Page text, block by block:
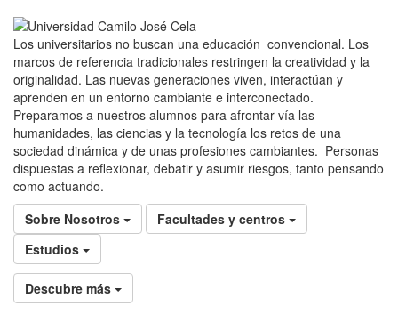
Los universitarios no buscan una educación convencional. Los
marcos de referencia tradicionales restringen la creatividad y la
originalidad. Las nuevas generaciones viven, interactúan y
aprenden en un entorno cambiante e interconectado.
Preparamos a nuestros alumnos para afrontar vía las
humanidades, las ciencias y la tecnología los retos de una
sociedad dinámica y de unas profesiones cambiantes. Personas
dispuestas a reflexionar, debatir y asumir riesgos, tanto pensando
como actuando.
Sobre Nosotros
Facultades y centros
Estudios
Descubre más